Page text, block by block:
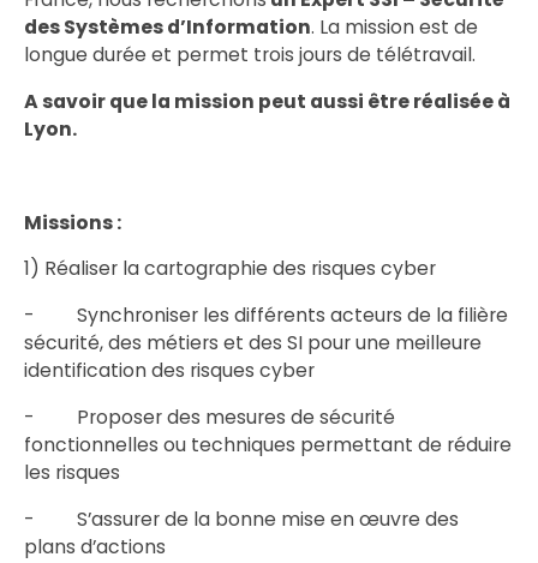
des Systèmes d’Information. La mission est de
longue durée et permet trois jours de télétravail.
A savoir que la mission peut aussi être réalisée à
Lyon.
Missions :
1) Réaliser la cartographie des risques cyber
- Synchroniser les différents acteurs de la filière
sécurité, des métiers et des SI pour une meilleure
identification des risques cyber
- Proposer des mesures de sécurité
fonctionnelles ou techniques permettant de réduire
les risques
- S’assurer de la bonne mise en œuvre des
plans d’actions